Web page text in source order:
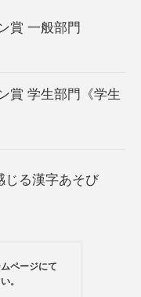
賞 一般部門
賞 学生部門《学生
じる漢字あそび
ページにて
。